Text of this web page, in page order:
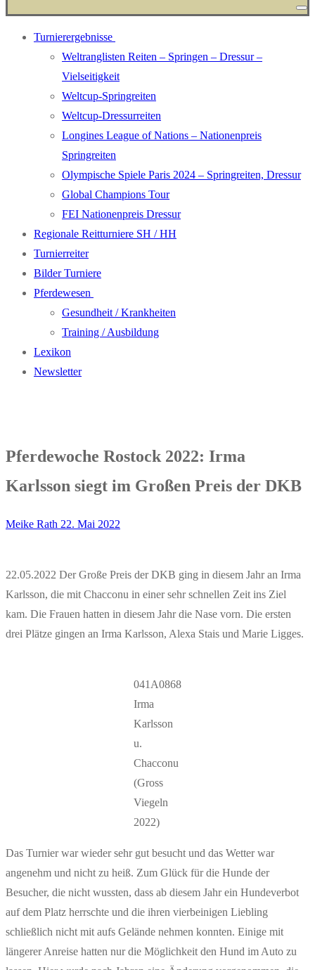
Turnierergebnisse
Weltranglisten Reiten – Springen – Dressur –
Vielseitigkeit
Weltcup-Springreiten
Weltcup-Dressurreiten
Longines League of Nations – Nationenpreis
Springreiten
Olympische Spiele Paris 2024 – Springreiten, Dressur
Global Champions Tour
FEI Nationenpreis Dressur
Regionale Reitturniere SH / HH
Turnierreiter
Bilder Turniere
Pferdewesen
Gesundheit / Krankheiten
Training / Ausbildung
Lexikon
Newsletter
Pferdewoche Rostock 2022: Irma
Karlsson siegt im Großen Preis der DKB
Meike Rath 22. Mai 2022
22.05.2022 Der Große Preis der DKB ging in diesem Jahr an Irma
Karlsson, die mit Chacconu in einer sehr schnellen Zeit ins Ziel
kam. Die Frauen hatten in diesem Jahr die Nase vorn. Die ersten
drei Plätze gingen an Irma Karlsson, Alexa Stais und Marie Ligges.
041A0868
Irma
Karlsson
u.
Chacconu
(Gross
Viegeln
2022)
Das Turnier war wieder sehr gut besucht und das Wetter war
angenehm und nicht zu heiß. Zum Glück für die Hunde der
Besucher, die nicht wussten, dass ab diesem Jahr ein Hundeverbot
auf dem Platz herrschte und die ihren vierbeinigen Liebling
schließlich nicht mit aufs Gelände nehmen konnten. Einige mit
längerer Anreise hatten nur die Möglichkeit den Hund im Auto zu